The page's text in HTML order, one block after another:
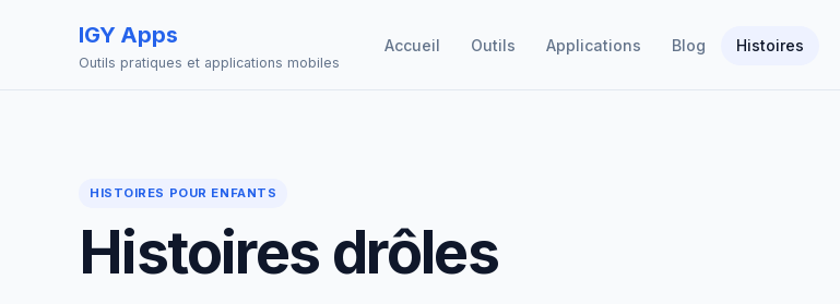
IGY Apps
Outils pratiques et applications mobiles
Accueil Outils Applications Blog Histoires
HISTOIRES POUR ENFANTS
Histoires drôles